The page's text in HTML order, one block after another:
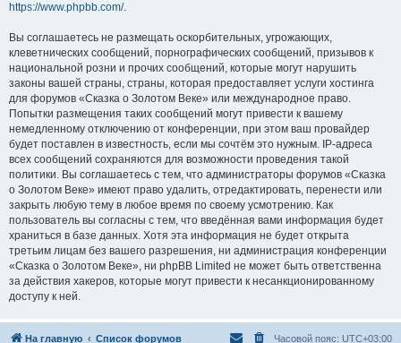
https://www.phpbb.com/.
Вы соглашаетесь не размещать оскорбительных, угрожающих,
клеветнических сообщений, порнографических сообщений, призывов к
национальной розни и прочих сообщений, которые могут нарушить
законы вашей страны, страны, которая предоставляет услуги хостинга
для форумов «Сказка о Золотом Веке» или международное право.
Попытки размещения таких сообщений могут привести к вашему
немедленному отключению от конференции, при этом ваш провайдер
будет поставлен в известность, если мы сочтём это нужным. IP-адреса
всех сообщений сохраняются для возможности проведения такой
политики. Вы соглашаетесь с тем, что администраторы форумов «Сказка
о Золотом Веке» имеют право удалить, отредактировать, перенести или
закрыть любую тему в любое время по своему усмотрению. Как
пользователь вы согласны с тем, что введённая вами информация будет
храниться в базе данных. Хотя эта информация не будет открыта
третьим лицам без вашего разрешения, ни администрация конференции
«Сказка о Золотом Веке», ни phpBB Limited не может быть ответственна
за действия хакеров, которые могут привести к несанкционированному
доступу к ней.
На главную Список форумов Часовой пояс: UTC+03:00